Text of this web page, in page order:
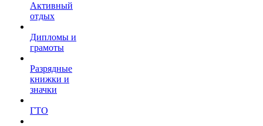
Активный
отдых
Дипломы и
грамоты
Разрядные
книжки и
значки
ГТО